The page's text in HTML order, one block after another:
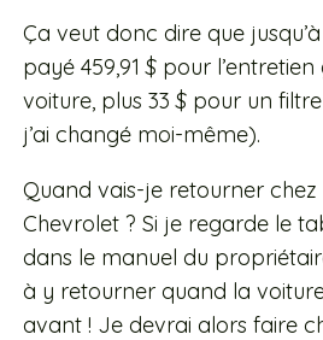
Ça veut donc dire que
payé 459,91 $ pour
voiture, plus 33 $ pour un
j’ai changé moi-même).
Quand vais-je retourner chez
Chevrolet ? Si je regarde le
dans le manuel du
à y retourner quand la
avant ! Je devrai alors faire